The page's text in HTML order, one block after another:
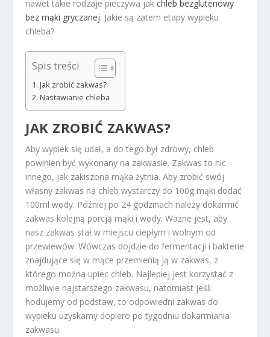
nawet takie rodzaje pieczywa jakchleb bezglutenowy
bez mąki gryczanej. Jakie są zatem etapy wypieku
chleba?
Spis treści
Jak zrobić zakwas?
Nastawianie chleba
JAK ZROBIĆ ZAKWAS?
Aby wypiek się udał, a do tego był zdrowy, chleb
powinien być wykonany na zakwasie. Zakwas to nic
innego, jak zakiszona mąka żytnia. Aby zrobić swój
własny zakwas na chleb wystarczy do 100g mąki dodać
100ml wody. Później po 24 godzinach należy dokarmić
zakwas kolejną porcją mąki i wody. Ważne jest, aby
nasz zakwas stał w miejscu ciepłym i wolnym od
przewiewów. Wówczas dojdzie do fermentacji i bakterie
znajdujące się w mące przemienią ją w zakwas, z
którego można upiec chleb. Najlepiej jest korzystać z
możliwie najstarszego zakwasu, natomiast jeśli
hodujemy od podstaw, to odpowiedni zakwas do
wypieku uzyskamy dopiero po tygodniu dokarmiania
zakwasu.